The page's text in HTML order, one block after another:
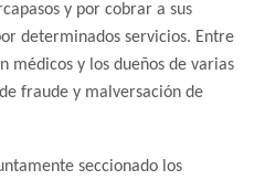
y por cobrar a sus
determinados servicios. Entre
médicos y los dueños de varias
fraude y malversación de
seccionado los